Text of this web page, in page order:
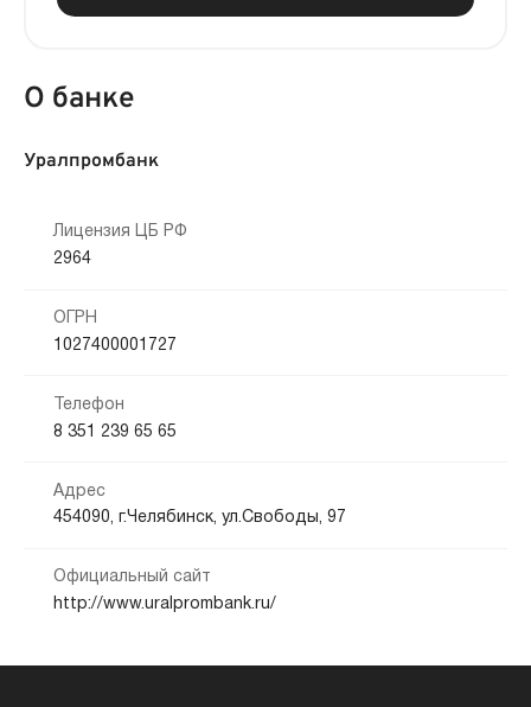
О банке
Уралпромбанк
Лицензия ЦБ РФ
2964
ОГРН
1027400001727
Телефон
8 351 239 65 65
Адрес
454090, г.Челябинск, ул.Свободы, 97
Официальный сайт
http://www.uralprombank.ru/